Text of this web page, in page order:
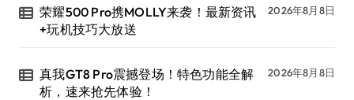
荣耀500 Pro携MOLLY来袭！最新资讯
+玩机技巧大放送
2026年8月8日
真我GT8 Pro震撼登场！特色功能全解
析，速来抢先体验！
2026年8月8日